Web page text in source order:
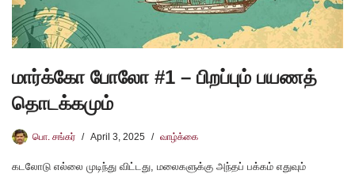
மார்க்கோ போலோ #1 – பிறப்பும் பயணத்
தொடக்கமும்
பொ. சங்கர் April 3, 2025 வாழ்க்கை
கடலோடு எல்லை முடிந்து விட்டது, மலைகளுக்கு அந்தப் பக்கம் எதுவும்